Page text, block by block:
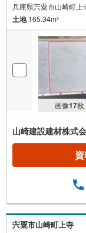
兵庫県宍粟市山崎町上
土地165.34m2
画像17枚
山崎建設建材株式
宍粟市山崎町上寺